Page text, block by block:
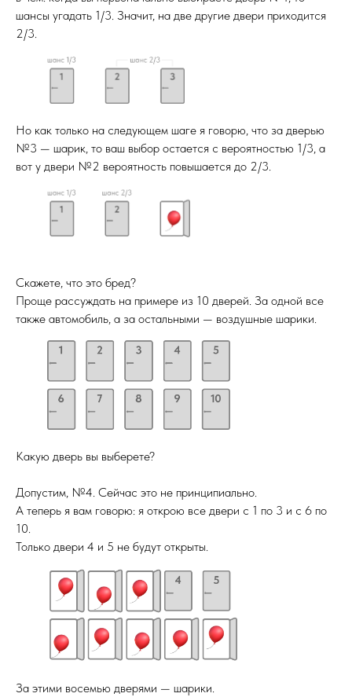
шансы угадать 1/3. Значит, на две другие двери приходится
2/3.
Но как только на следующем шаге я говорю, что за дверью
№3 — шарик, то ваш выбор остается с вероятностью 1/3, а
вот у двери №2 вероятность повышается до 2/3.
Скажете, что это бред?
Проще рассуждать на примере из 10 дверей. За одной все
также автомобиль, а за остальными — воздушные шарики.
Какую дверь вы выберете?
Допустим, №4. Сейчас это не принципиально.
А теперь я вам говорю: я открою все двери с 1 по 3 и с 6 по
10.
Только двери 4 и 5 не будут открыты.
За этими восемью дверями — шарики.